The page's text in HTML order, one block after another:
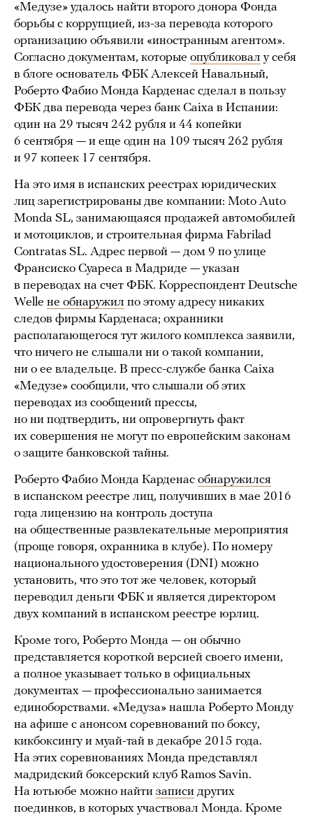
«Медузе» удалось найти второго донора Фонда
борьбы с коррупцией, из-за перевода которого
организацию объявили «иностранным агентом».
Согласно документам, которые опубликовал у себя
в блоге основатель ФБК Алексей Навальный,
Роберто Фабио Монда Карденас сделал в пользу
ФБК два перевода через банк Caixa в Испании:
один на 29 тысяч 242 рубля и 44 копейки
6 сентября — и еще один на 109 тысяч 262 рубля
и 97 копеек 17 сентября.
На это имя в испанских реестрах юридических
лиц зарегистрированы две компании: Moto Auto
Monda SL, занимающаяся продажей автомобилей
и мотоциклов, и строительная фирма Fabrilad
Contratas SL. Адрес первой — дом 9 по улице
Франсиско Суареса в Мадриде — указан
в переводах на счет ФБК. Корреспондент Deutsche
Welle не обнаружил по этому адресу никаких
следов фирмы Карденаса; охранники
располагающегося тут жилого комплекса заявили,
что ничего не слышали ни о такой компании,
ни о ее владельце. В пресс-службе банка Caixa
«Медузе» сообщили, что слышали об этих
переводах из сообщений прессы,
но ни подтвердить, ни опровергнуть факт
их совершения не могут по европейским законам
о защите банковской тайны.
Роберто Фабио Монда Карденас обнаружился
в испанском реестре лиц, получивших в мае 2016
года лицензию на контроль доступа
на общественные развлекательные мероприятия
(проще говоря, охранника в клубе). По номеру
национального удостоверения (DNI) можно
установить, что это тот же человек, который
переводил деньги ФБК и является директором
двух компаний в испанском реестре юрлиц.
Кроме того, Роберто Монда — он обычно
представляется короткой версией своего имени,
а полное указывает только в официальных
документах — профессионально занимается
единоборствами. «Медуза» нашла Роберто Монду
на афише с анонсом соревнований по боксу,
кикбоксингу и муай-тай в декабре 2015 года.
На этих соревнованиях Монда представлял
мадридский боксерский клуб Ramos Savin.
На ютьюбе можно найти записи других
поединков, в которых участвовал Монда. Кроме